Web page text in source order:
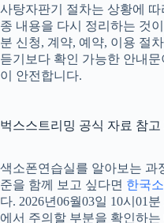
사탕자판기 절차는 상황에
종 내용을 다시 정리하는 것
분 신청, 계약, 예약, 이용 절
듣기보다 확인 가능한 안내
이 안전합니다.
벅스스트리밍 공식 자료 참고
색소폰연습실를 알아보는 과
준을 함께 보고 싶다면 한국
다. 2026년06월03일 10시01
에서 주의할 부분을 확인하